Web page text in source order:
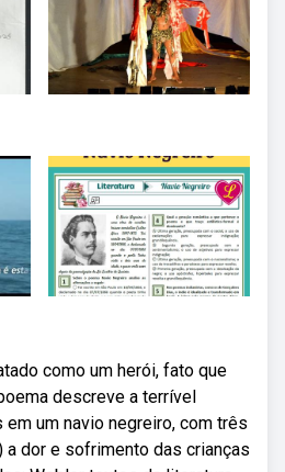
como um herói, fato que
descreve a terrível
um navio negreiro, com três
dor e sofrimento das crianças